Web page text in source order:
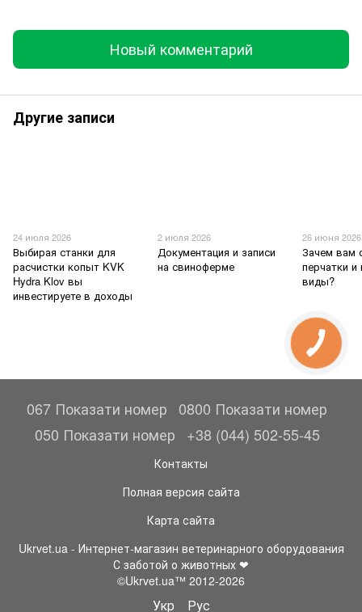
Новый комментарий
Другие записи
24 июля 2026
Выбирая станки для
расчистки копыт KVK
Hydra Klov вы
инвестируете в доходы
2 июля 2026
Документация и записи
на свиноферме
26 июня 2026
Зачем вам
перчатки
виды?
067 Показати номер
0800 Показати номер
050 Показати номер
+38 (044) 502-55-45
Контакты
Полная версия сайта
Карта сайта
Ukrvet.ua - Интернет-магазин ветеринарного оборудования
С заботой о животных ❤
©Ukrvet.ua™ 2012-2026
Укр Рус